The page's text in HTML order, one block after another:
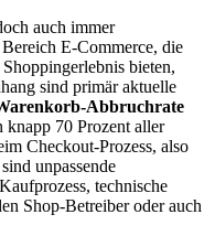
auch immer
E-Commerce, die
bieten,
sind primär aktuelle
Abbruchrate
knapp 70 Prozent aller
Checkout-Prozess, also
unpassende
technische
Shop-Betreiber oder auch